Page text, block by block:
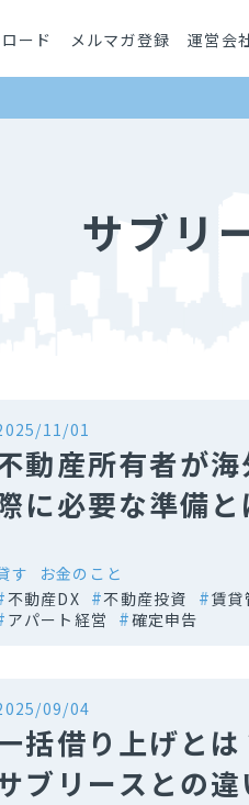
ード メルマガ登録 運営会
サブリ
11/01
動産所有者が海
に必要な準備
す
お金のこと
不動産DX
不動産投資 賃貸
アパート経営
確定申告
09/04
括借り上げと
ブリースとの